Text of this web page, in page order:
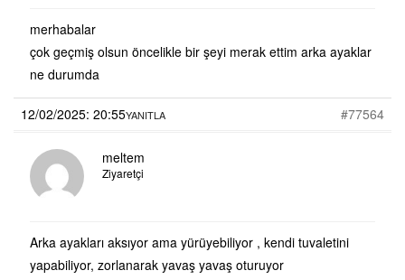
merhabalar
çok geçmiş olsun öncelikle bir şeyi merak ettim arka ayaklar
ne durumda
12/02/2025: 20:55 #77564
YANITLA
meltem
Ziyaretçi
Arka ayakları aksıyor ama yürüyebiliyor , kendi tuvaletini
yapabiliyor, zorlanarak yavaş yavaş oturuyor